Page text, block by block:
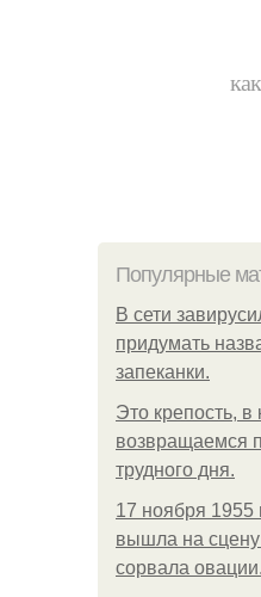
Популярные
В сети
придумать
запеканки.
Это крепость,
возвращаемся
трудного дня.
17 ноября 1955
вышла на сцену
сорвала овации.